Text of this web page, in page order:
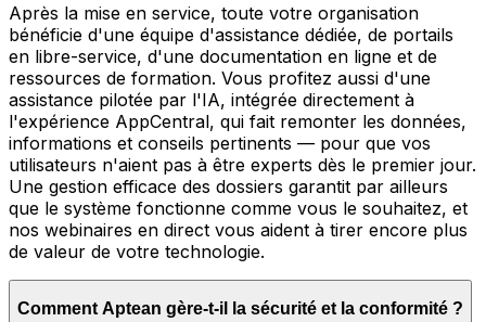
Après la mise en service, toute votre organisation
bénéficie d'une équipe d'assistance dédiée, de portails
en libre-service, d'une documentation en ligne et de
ressources de formation. Vous profitez aussi d'une
assistance pilotée par l'IA, intégrée directement à
l'expérience AppCentral, qui fait remonter les données,
informations et conseils pertinents — pour que vos
utilisateurs n'aient pas à être experts dès le premier jour.
Une gestion efficace des dossiers garantit par ailleurs
que le système fonctionne comme vous le souhaitez, et
nos webinaires en direct vous aident à tirer encore plus
de valeur de votre technologie.
Comment Aptean gère-t-il la sécurité et la conformité ?